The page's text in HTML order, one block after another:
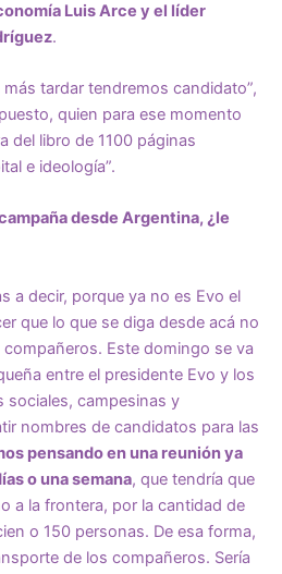
Luis Arce y el líder
.
tardar tendremos candidato”,
quien para ese momento
del libro de 1100 páginas
e ideología”.
desde Argentina, ¿le
a decir, porque ya no es Evo el
que lo que se diga desde acá no
Este domingo se va
entre el presidente Evo y los
sociales, campesinas y
nombres de candidatos para las
pensando en una reunión ya
o una semana, que tendría que
a la frontera, por la cantidad de
o 150 personas. De esa forma,
de los compañeros. Sería